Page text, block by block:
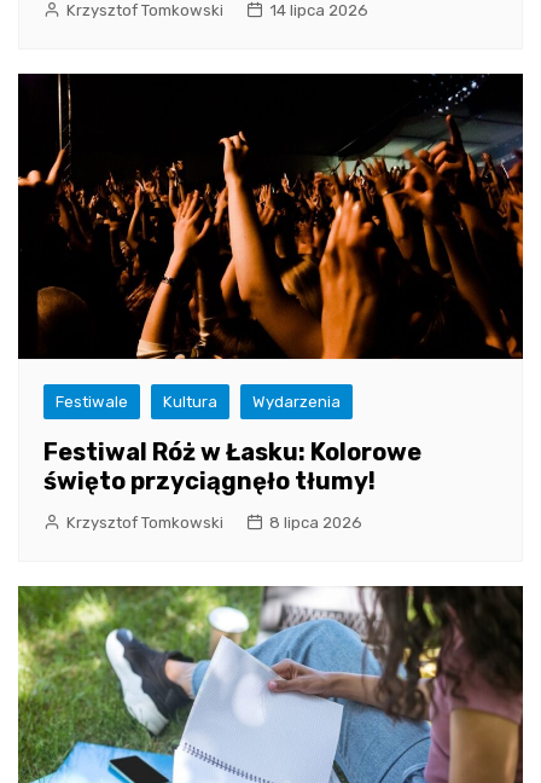
Krzysztof Tomkowski 14 lipca 2026
Festiwale Kultura Wydarzenia
Festiwal Róż w Łasku: Kolorowe
święto przyciągnęło tłumy!
Krzysztof Tomkowski 8 lipca 2026